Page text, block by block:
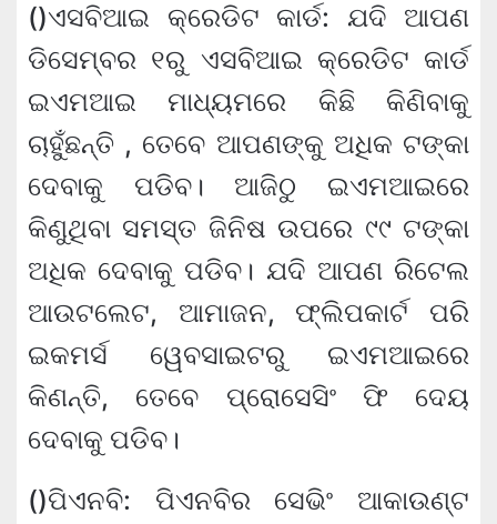
()ଏସବିଆଇ କ୍ରେଡିଟ କାର୍ଡ: ଯଦି ଆପଣ
ଡିସେମ୍ବର ୧ରୁ ଏସବିଆଇ କ୍ରେଡିଟ କାର୍ଡ
ଇଏମଆଇ ମାଧ୍ୟମରେ କିଛି କିଣିବାକୁ
ଚାହୁଁଛନ୍ତି , ତେବେ ଆପଣଙ୍କୁ ଅଧିକ ଟଙ୍କା
ଦେବାକୁ ପଡିବ। ଆଜିଠୁ ଇଏମଆଇରେ
କିଣୁଥିବା ସମସ୍ତ ଜିନିଷ ଉପରେ ୯୯ ଟଙ୍କା
ଅଧିକ ଦେବାକୁ ପଡିବ। ଯଦି ଆପଣ ରିଟେଲ
ଆଉଟଲେଟ, ଆମାଜନ, ଫ୍ଲିପକାର୍ଟ ପରି
ଇକମର୍ସ ୱେବସାଇଟରୁ ଇଏମଆଇରେ
କିଣନ୍ତି, ତେବେ ପ୍ରୋସେସିଂ ଫି ଦେୟ
ଦେବାକୁ ପଡିବ।
()ପିଏନବି: ପିଏନବିର ସେଭିଂ ଆକାଉଣ୍ଟ